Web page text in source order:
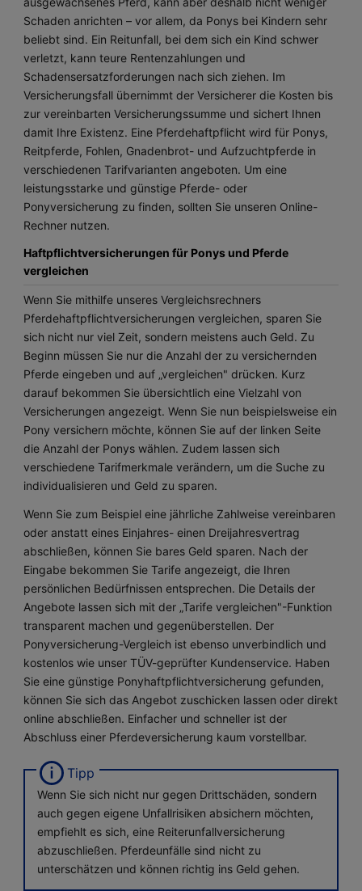
Schaden anrichten – vor allem, da Ponys bei Kindern sehr
beliebt sind. Ein Reitunfall, bei dem sich ein Kind schwer
verletzt, kann teure Rentenzahlungen und
Schadensersatzforderungen nach sich ziehen. Im
Versicherungsfall übernimmt der Versicherer die Kosten bis
zur vereinbarten Versicherungssumme und sichert Ihnen
damit Ihre Existenz. Eine Pferdehaftpflicht wird für Ponys,
Reitpferde, Fohlen, Gnadenbrot- und Aufzuchtpferde in
verschiedenen Tarifvarianten angeboten. Um eine
leistungsstarke und günstige Pferde- oder
Ponyversicherung zu finden, sollten Sie unseren Online-
Rechner nutzen.
Haftpflichtversicherungen für Ponys und Pferde
vergleichen
Wenn Sie mithilfe unseres Vergleichsrechners
Pferdehaftpflichtversicherungen vergleichen, sparen Sie
sich nicht nur viel Zeit, sondern meistens auch Geld. Zu
Beginn müssen Sie nur die Anzahl der zu versichernden
Pferde eingeben und auf „vergleichen" drücken. Kurz
darauf bekommen Sie übersichtlich eine Vielzahl von
Versicherungen angezeigt. Wenn Sie nun beispielsweise ein
Pony versichern möchte, können Sie auf der linken Seite
die Anzahl der Ponys wählen. Zudem lassen sich
verschiedene Tarifmerkmale verändern, um die Suche zu
individualisieren und Geld zu sparen.
Wenn Sie zum Beispiel eine jährliche Zahlweise vereinbaren
oder anstatt eines Einjahres- einen Dreijahresvertrag
abschließen, können Sie bares Geld sparen. Nach der
Eingabe bekommen Sie Tarife angezeigt, die Ihren
persönlichen Bedürfnissen entsprechen. Die Details der
Angebote lassen sich mit der „Tarife vergleichen"-Funktion
transparent machen und gegenüberstellen. Der
Ponyversicherung-Vergleich ist ebenso unverbindlich und
kostenlos wie unser TÜV-geprüfter Kundenservice. Haben
Sie eine günstige Ponyhaftpflichtversicherung gefunden,
können Sie sich das Angebot zuschicken lassen oder direkt
online abschließen. Einfacher und schneller ist der
Abschluss einer Pferdeversicherung kaum vorstellbar.
Wenn Sie sich nicht nur gegen Drittschäden, sondern
auch gegen eigene Unfallrisiken absichern möchten,
empfiehlt es sich, eine Reiterunfallversicherung
abzuschließen. Pferdeunfälle sind nicht zu
unterschätzen und können richtig ins Geld gehen.